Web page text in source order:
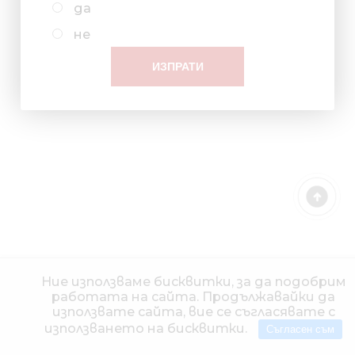
Ние използваме бисквитки, за да подобрим
работата на сайта. Продължавайки да
използвате сайта, вие се съгласявате с
използването на бисквитки.
Съгласен съм
да
не